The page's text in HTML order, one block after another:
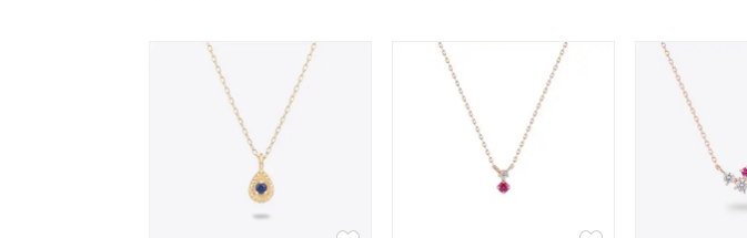
カテゴリー
素材 プラチナ K7
カラー イエローカラー